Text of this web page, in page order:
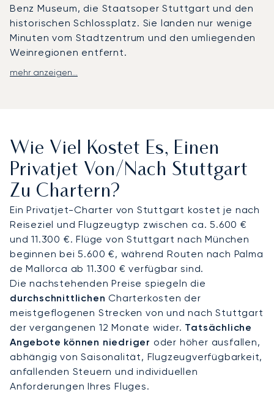
Benz Museum, die Staatsoper Stuttgart und den
historischen Schlossplatz. Sie landen nur wenige
Minuten vom Stadtzentrum und den umliegenden
Weinregionen entfernt.
LunaJets organisiert Flüge zum Flughafen
zu den Weingütern im Neckartal. An Bord Ihres
Privatjets genießen Sie geräumige Sitze, Gourmet-
Catering und absolute Privatsphäre. Viele Kunden
wählen diese Route für hochrangige Meetings in
der Automobilbranche oder für exklusive Besuche
des Stuttgarter Weindorfs und landen direkt im
Herzen des deutschen Innovationskorridors.
Mit zwei Jahrzehnten Erfahrung war LunaJets der
erste europäische Privatjet-Broker, der die
Argus®-Zertifizierung erhielt – ein Beleg für unser
Engagement für Sicherheit, Integrität und
Flexibilität. Für Stuttgart unterstützen wir unsere
Kunden bei der Sicherung günstiger Slots während
großer Messen, Produkteinführungen oder
saisonaler Veranstaltungen und gewährleisten so
pünktlichen Zugang, wenn es auf jede Minute
mehr anzeigen...
Wie Viel Kostet Es, Einen
Privatjet Von/nach Stuttgart
Zu Chartern?
Ein Privatjet-Charter von Stuttgart kostet je nach
Reiseziel und Flugzeugtyp zwischen ca. 5.600 €
und 11.300 €. Flüge von Stuttgart nach München
beginnen bei 5.600 €, während Routen nach Palma
de Mallorca ab 11.300 € verfügbar sind.
Die nachstehenden Preise spiegeln die
durchschnittlichen Charterkosten der
meistgeflogenen Strecken von und nach Stuttgart
der vergangenen 12 Monate wider. Tatsächliche
Angebote können niedriger oder höher ausfallen,
abhängig von Saisonalität, Flugzeugverfügbarkeit,
anfallenden Steuern und individuellen
Anforderungen Ihres Fluges.